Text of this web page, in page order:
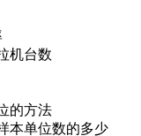
机台数
的方法
本单位数的多少